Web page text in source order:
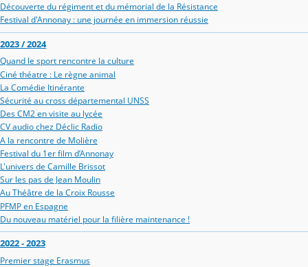
Découverte du régiment et du mémorial de la Résistance
Festival d'Annonay : une journée en immersion réussie
2023 / 2024
Quand le sport rencontre la culture
Ciné théatre : Le règne animal
La Comédie Itinérante
Sécurité au cross départemental UNSS
Des CM2 en visite au lycée
CV audio chez Déclic Radio
A la rencontre de Molière
Festival du 1er film d’Annonay
L'univers de Camille Brissot
Sur les pas de Jean Moulin
Au Théâtre de la Croix Rousse
PFMP en Espagne
Du nouveau matériel pour la filière maintenance !
2022 - 2023
Premier stage Erasmus